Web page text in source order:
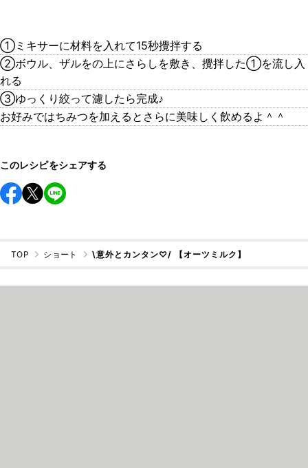
①ミキサーに材料を入れて15秒攪拌する
②ボウル、ザルをの上にさらしを敷き、攪拌した①を流し入
れる
③ゆっくり絞って濾したら完成♪
お好みではちみつを加えるとさらに美味しく飲めるよ＾＾
このレシピをシェアする
TOP ショート \意外とカンタン♡/ 【オーツミルク】